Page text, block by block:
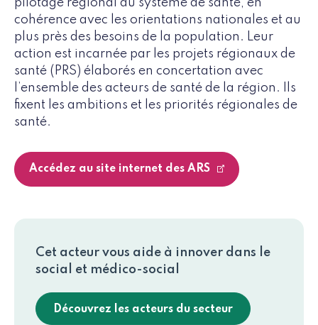
pilotage régional du système de santé, en
cohérence avec les orientations nationales et au
plus près des besoins de la population. Leur
action est incarnée par les projets régionaux de
santé (PRS) élaborés en concertation avec
l’ensemble des acteurs de santé de la région. Ils
fixent les ambitions et les priorités régionales de
santé.
Accédez au site internet des ARS
Cet acteur vous aide à innover dans le
social et médico-social
Découvrez les acteurs du secteur